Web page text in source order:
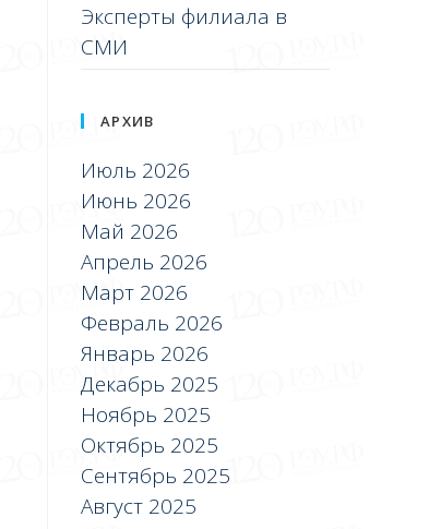
Эксперты филиала в
СМИ
АРХИВ
Июль 2026
Июнь 2026
Май 2026
Апрель 2026
Март 2026
Февраль 2026
Январь 2026
Декабрь 2025
Ноябрь 2025
Октябрь 2025
Сентябрь 2025
Август 2025